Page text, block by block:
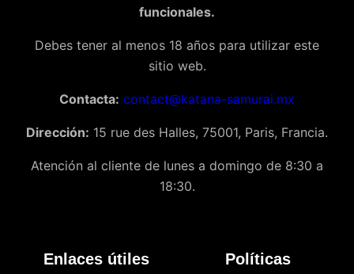
funcionales.
Debes tener al menos 18 años para utilizar este
sitio web.
Contacta: contact@katana-samurai.mx
Dirección: 15 rue des Halles, 75001, Paris, Francia.
Atención al cliente de lunes a domingo de 8:30 a
18:30.
Enlaces útiles Políticas